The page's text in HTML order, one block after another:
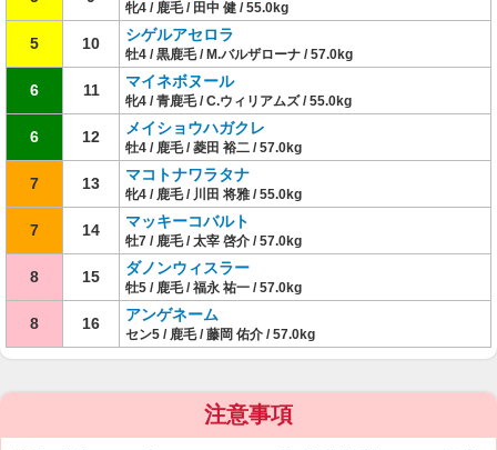
牝4 / 鹿毛 / 田中 健 / 55.0kg
5 10 シゲルアセロラ
牡4 / 黒鹿毛 / M.バルザローナ / 57.0kg
6 11 マイネボヌール
牝4 / 青鹿毛 / C.ウィリアムズ / 55.0kg
6 12 メイショウハガクレ
牡4 / 鹿毛 / 菱田 裕二 / 57.0kg
7 13 マコトナワラタナ
牝4 / 鹿毛 / 川田 将雅 / 55.0kg
7 14 マッキーコバルト
牡7 / 鹿毛 / 太宰 啓介 / 57.0kg
8 15 ダノンウィスラー
牡5 / 鹿毛 / 福永 祐一 / 57.0kg
8 16 アンゲネーム
セン5 / 鹿毛 / 藤岡 佑介 / 57.0kg
注意事項